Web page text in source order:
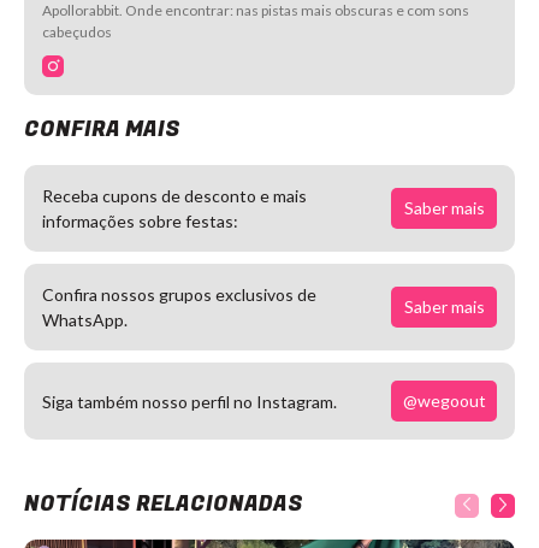
Apollorabbit. Onde encontrar: nas pistas mais obscuras e com sons
cabeçudos
CONFIRA MAIS
Receba cupons de desconto e mais
informações sobre festas:
Saber mais
Confira nossos grupos exclusivos de
WhatsApp.
Saber mais
Siga também nosso perfil no Instagram. @wegoout
NOTÍCIAS RELACIONADAS